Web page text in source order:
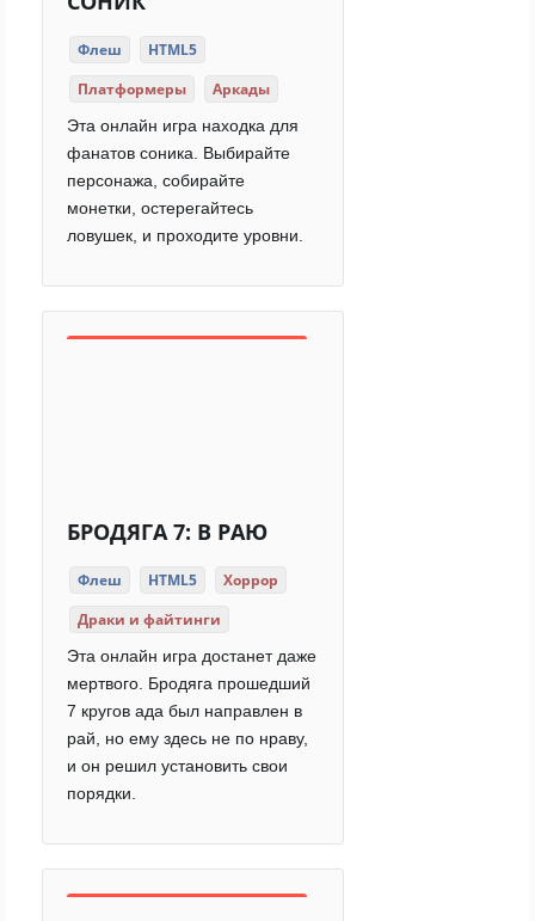
Флеш
HTML5
Платформеры
Аркады
Эта онлайн игра находка для
фанатов соника. Выбирайте
персонажа, собирайте
монетки, остерегайтесь
ловушек, и проходите уровни.
БРОДЯГА 7: В РАЮ
Флеш HTML5
Хоррор
Драки и файтинги
Эта онлайн игра достанет даже
мертвого. Бродяга прошедший
7 кругов ада был направлен в
рай, но ему здесь не по нраву,
и он решил установить свои
порядки.